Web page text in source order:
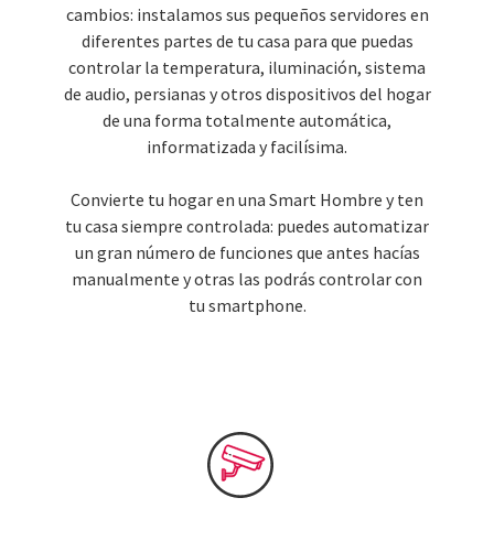
cambios: instalamos sus pequeños servidores en
diferentes partes de tu casa para que puedas
controlar la temperatura, iluminación, sistema
de audio, persianas y otros dispositivos del hogar
de una forma totalmente automática,
informatizada y facilísima.
Convierte tu hogar en una Smart Hombre y ten
tu casa siempre controlada: puedes automatizar
un gran número de funciones que antes hacías
manualmente y otras las podrás controlar con
tu smartphone.